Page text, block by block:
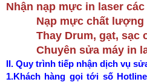
Nhận nạp mực in laser
Nạp mực chất lượng
Thay Drum, gạt, sạc
Chuyên sửa máy in
II. Quy trình tiếp nhận dịch vụ
1.Khách hàng gọi tới số